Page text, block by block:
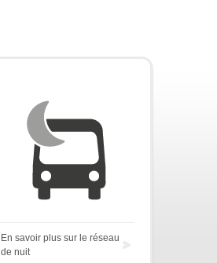
En savoir plus sur le réseau
de nuit